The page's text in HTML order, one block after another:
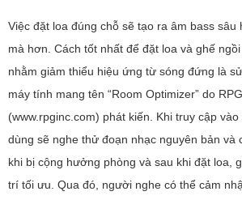
Việc đặt loa đúng chỗ sẽ tạo ra âm bass
mà hơn. Cách tốt nhất để đặt loa và ghế
nhằm giảm thiểu hiệu ứng từ sóng đứng là
máy tính mang tên “Room Optimizer” do
(www.rpginc.com) phát kiến. Khi truy cập
dùng sẽ nghe thử đoạn nhạc nguyên bản và
khi bị cộng hưởng phòng và sau khi đặt loa,
trí tối ưu. Qua đó, người nghe có thể cảm